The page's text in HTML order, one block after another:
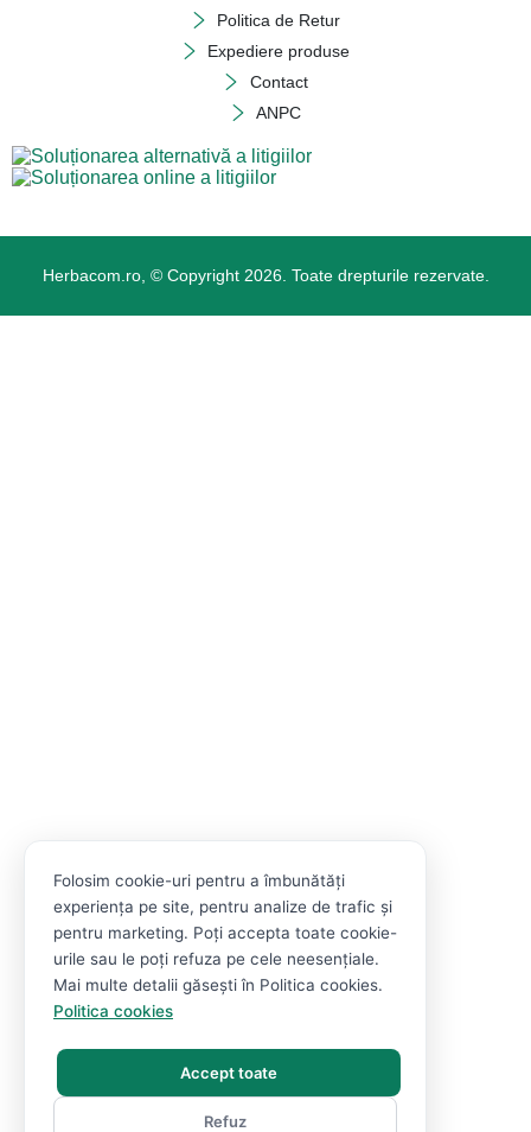
Politica de Retur
Expediere produse
Contact
ANPC
Herbacom.ro, © Copyright 2026. Toate drepturile rezervate.
Folosim cookie-uri pentru a îmbunătăți
experiența pe site, pentru analize de trafic și
pentru marketing. Poți accepta toate cookie-
urile sau le poți refuza pe cele neesențiale.
Mai multe detalii găsești în Politica cookies.
Politica cookies
Refuz
Accept toate